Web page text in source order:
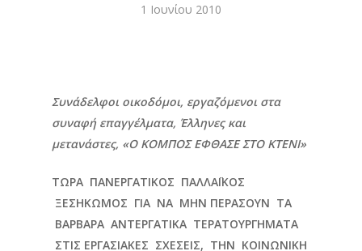
1 Ιουνίου 2010
Συνάδελφοι οικοδόμοι, εργαζόμενοι στα
συναφή επαγγέλματα, Έλληνες και
μετανάστες, «Ο ΚΟΜΠΟΣ ΕΦΘΑΣΕ ΣΤΟ ΚΤΕΝΙ»
ΤΩΡΑ ΠΑΝΕΡΓΑΤΙΚΟΣ ΠΑΛΛΑΪΚΟΣ
ΞΕΣΗΚΩΜΟΣ ΓΙΑ ΝΑ ΜΗΝ ΠΕΡΑΣΟΥΝ ΤΑ
ΒΑΡΒΑΡΑ ΑΝΤΕΡΓΑΤΙΚΑ ΤΕΡΑΤΟΥΡΓΗΜΑΤΑ
ΣΤΙΣ ΕΡΓΑΣΙΑΚΕΣ ΣΧΕΣΕΙΣ, ΤΗΝ ΚΟΙΝΩΝΙΚΗ